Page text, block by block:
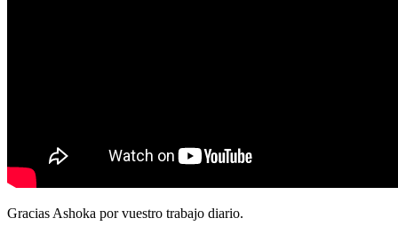
Gracias Ashoka por vuestro trabajo diario.